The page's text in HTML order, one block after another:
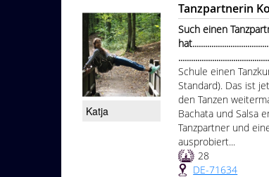
Katja
Tanzpartnerin
Such einen
Schule einen
Standard). Das ist
den Tanzen
Bachata und Salsa
Tanzpartner und
ausprobiert...
28
DE-71634